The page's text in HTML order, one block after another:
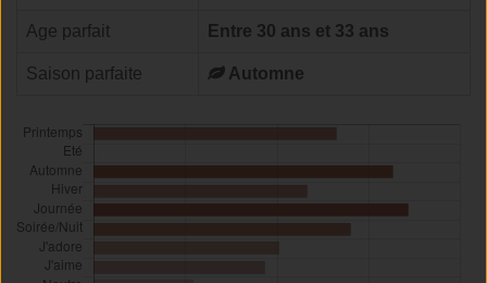
Age parfait Entre 30 ans et 33 ans
Saison parfaite Automne